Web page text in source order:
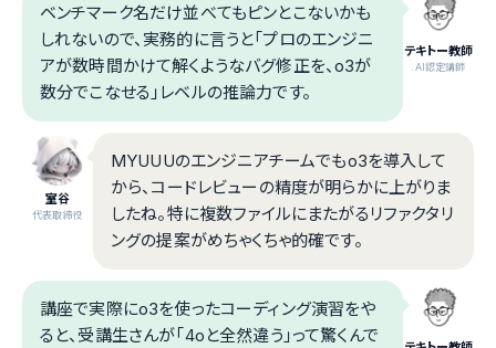
テキトー教師
.AI認定講師
ベンチマーク名だけ並べてもピンとこないかも
しれないので、実務的に言うと「プロのエンジニ
アが数時間かけて解くようなバグ修正を、o3が
数分でこなせる」レベルの推論力です。
室谷
代表取締役
MYUUUのエンジニアチームでもo3を導入して
から、コードレビューの精度が明らかに上がりま
したね。特に複数ファイルにまたがるリファクタリ
ングの提案がめちゃくちゃ的確です。
講座で実際にo3を使ったコーディング演習をや
ると、受講生さんが「4oと全然違う」って驚くんで